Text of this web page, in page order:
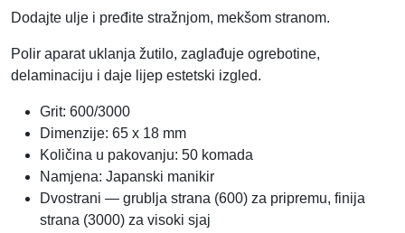
Dodajte ulje i pređite stražnjom, mekšom stranom.
Polir aparat uklanja žutilo, zaglađuje ogrebotine,
delaminaciju i daje lijep estetski izgled.
Grit: 600/3000
Dimenzije: 65 x 18 mm
Količina u pakovanju: 50 komada
Namjena: Japanski manikir
Dvostrani — grublja strana (600) za pripremu, finija
strana (3000) za visoki sjaj